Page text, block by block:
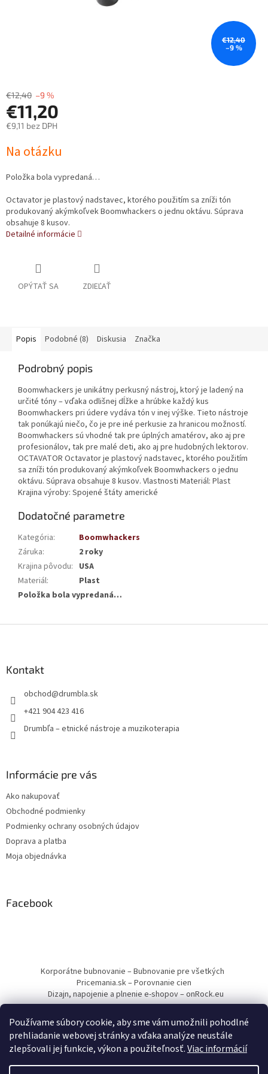
Používame súbory cookie, aby sme vám umožnili pohodlné
prehliadanie webovej stránky a vďaka analýze neustále
zlepšovali jej funkcie, výkon a použiteľnosť.Viac informácií
€12,40
–9 %
€12,40 –9 %
€11,20
€9,11 bez DPH
cena:
Na otázku
Položka bola vypredaná…
Octavator je plastový nadstavec, ktorého použitím sa zníži tón
produkovaný akýmkoľvek Boomwhackers o jednu oktávu. Súprava
obsahuje 8 kusov.
Detailné informácie
OPÝTAŤ SA ZDIEĽAŤ
Popis Podobné (8) Diskusia Značka
Podrobný popis
Boomwhackers je unikátny perkusný nástroj, ktorý je ladený na
určité tóny – vďaka odlišnej dĺžke a hrúbke každý kus
Boomwhackers pri údere vydáva tón v inej výške. Tieto nástroje
tak ponúkajú niečo, čo je pre iné perkusie za hranicou možností.
Boomwhackers sú vhodné tak pre úplných amatérov, ako aj pre
profesionálov, tak pre malé deti, ako aj pre hudobných lektorov.
OCTAVATOR Octavator je plastový nadstavec, ktorého použitím
sa zníži tón produkovaný akýmkoľvek Boomwhackers o jednu
oktávu. Súprava obsahuje 8 kusov. Vlastnosti Materiál: Plast
Krajina výroby: Spojené štáty americké
Dodatočné parametre
Kategória:
Boomwhackers
Záruka:
2 roky
Krajina pôvodu: USA
Materiál:
Plast
Položka bola vypredaná…
Kontakt
obchod@drumbla.sk
+421 904 423 416
Drumbľa – etnické nástroje a muzikoterapia
Informácie pre vás
Ako nakupovať
Obchodné podmienky
Podmienky ochrany osobných údajov
Doprava a platba
Moja objednávka
Facebook
Korporátne bubnovanie – Bubnovanie pre všetkých
Pricemania.sk – Porovnanie cien
Dizajn, napojenie a plnenie e-shopov – onRock.eu